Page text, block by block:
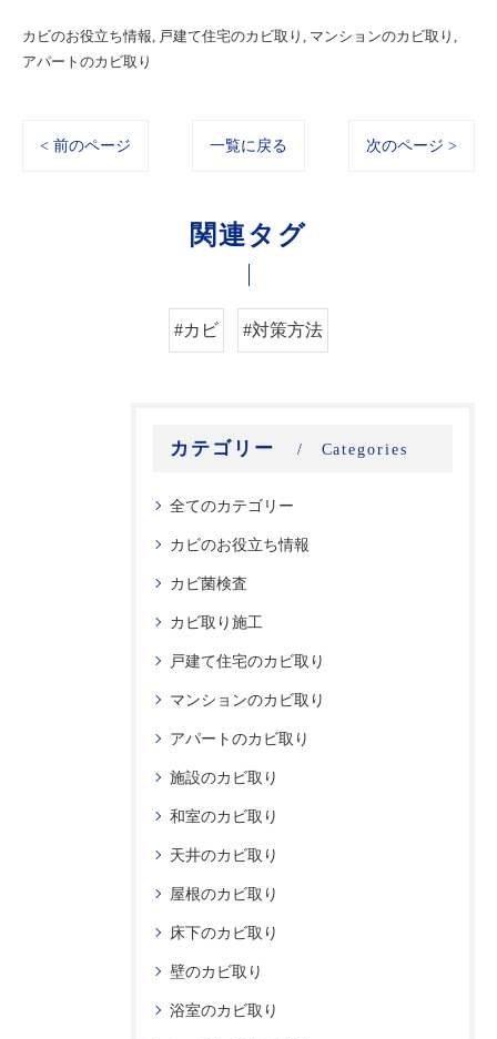
カビのお役立ち情報 戸建て住宅のカビ取り
マンションのカビ取り
アパートのカビ取り
< 前のページ 一覧に戻る 次のページ >
関連タグ
#カビ #対策方法
カテゴリー Categories
全てのカテゴリー
カビのお役立ち情報
カビ菌検査
カビ取り施工
戸建て住宅のカビ取り
マンションのカビ取り
アパートのカビ取り
施設のカビ取り
和室のカビ取り
天井のカビ取り
屋根のカビ取り
床下のカビ取り
壁のカビ取り
浴室のカビ取り